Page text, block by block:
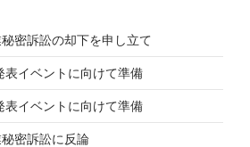
密訴訟の却下を申し立て
イベントに向けて準備
イベントに向けて準備
密訴訟に反論